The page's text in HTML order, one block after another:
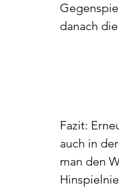
danach
Fazit:
auch in
man den